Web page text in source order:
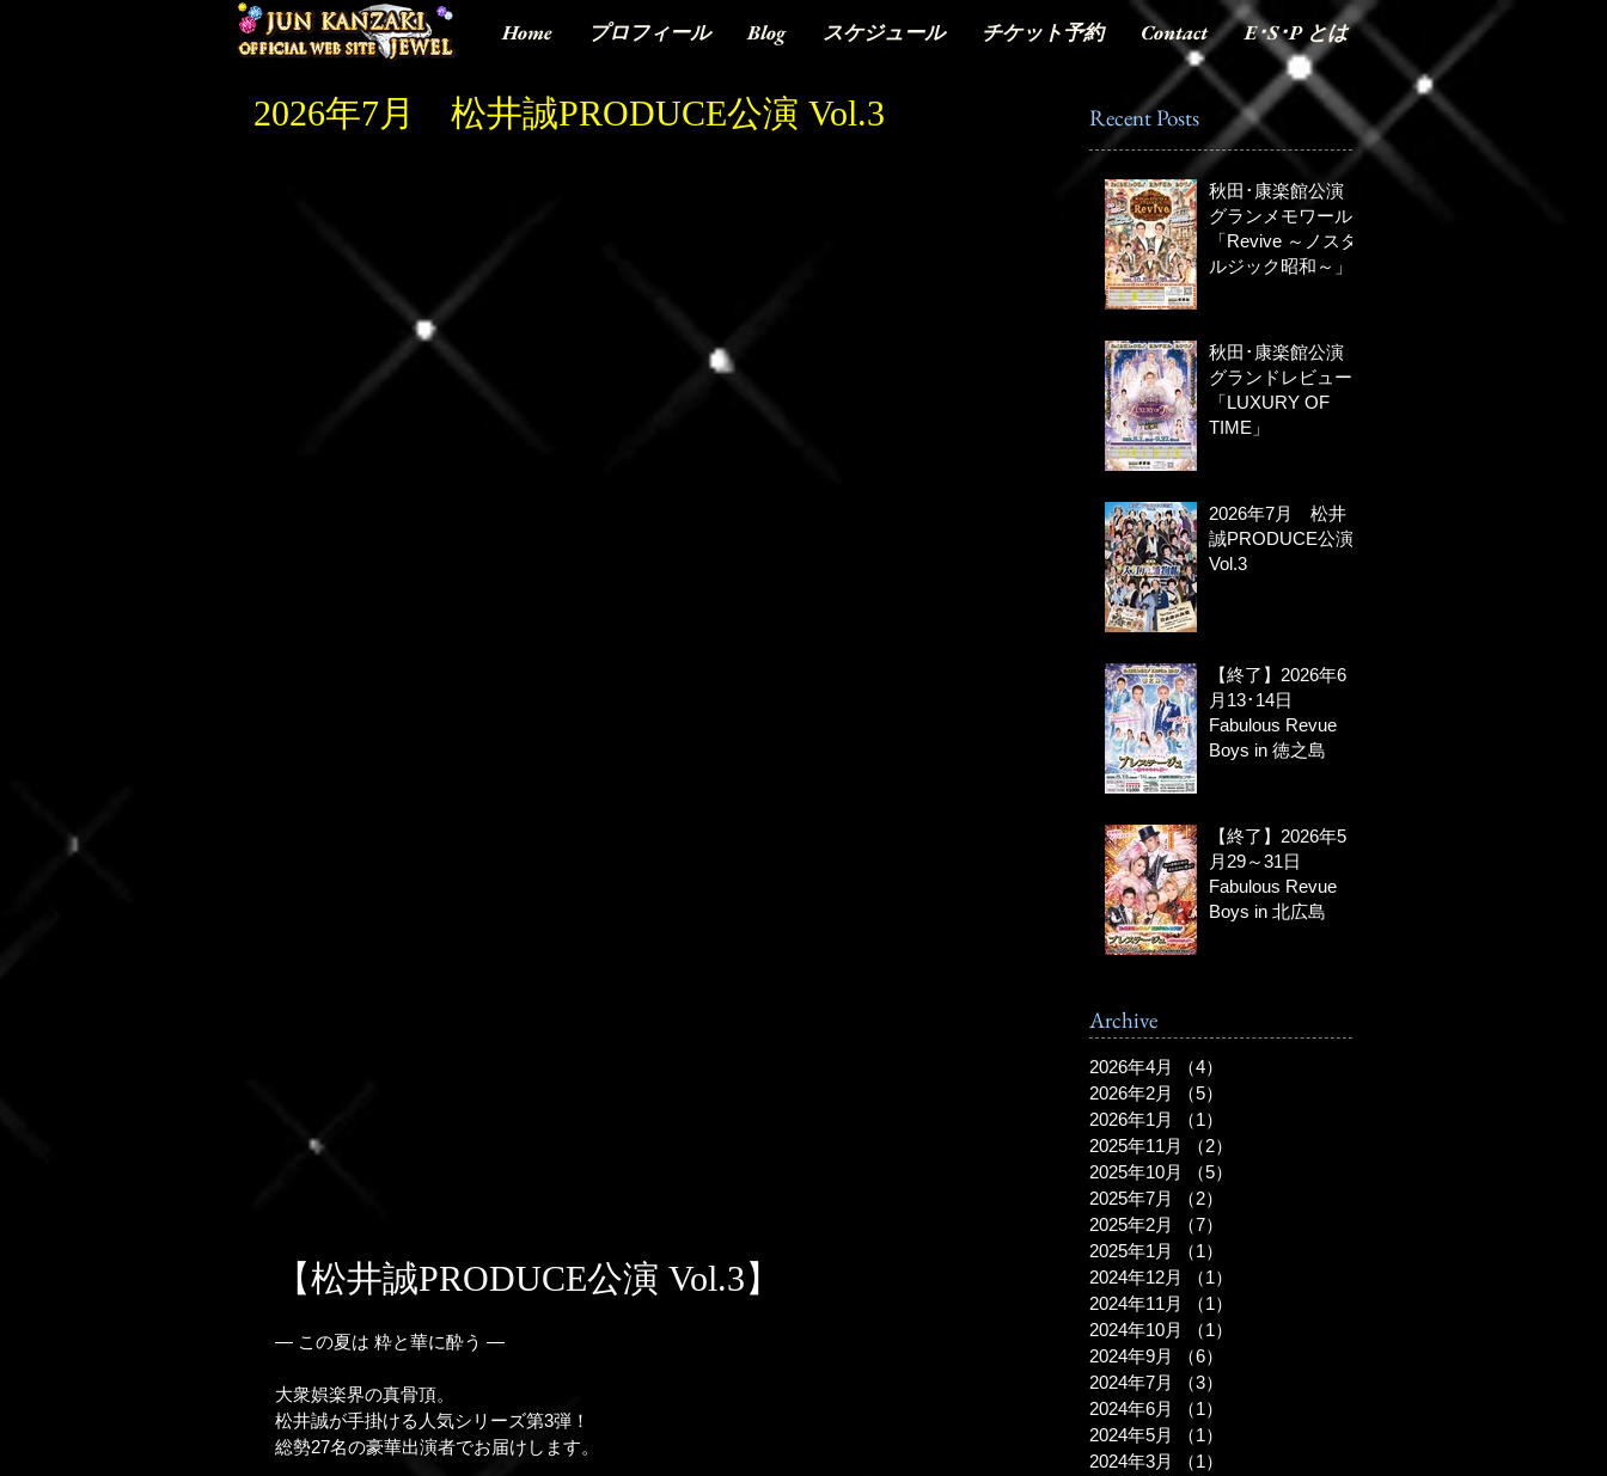
Home プロフィール Blog スケジュール チケット予約 Contact E･S･P とは
Archive
2026年4月 （4）
2026年2月
（5）
2026年1月
（1）
2025年11月
（2）
2025年10月
（5）
2025年7月
（2）
2025年2月
（7）
2025年1月
（1）
2024年12月
（1）
2024年11月
（1）
2024年10月
（1）
2024年9月
（6）
2024年7月
（3）
2024年6月
（1）
2024年5月
（1）
2024年3月
（1）
2026年7月 松井誠PRODUCE公演 Vol.3
【松井誠PRODUCE公演 Vol.3】
— この夏は 粋と華に酔う —
大衆娯楽界の真骨頂。
松井誠が手掛ける人気シリーズ第3弾！
総勢27名の豪華出演者でお届けします。
秋田･康楽館公演
グランメモワール
「Revive ～ノスタ
ルジック昭和～」
秋田･康楽館公演
グランドレビュー
「LUXURY OF
TIME」
2026年7月 松井
誠PRODUCE公演
Vol.3
【終了】2026年6
月13･14日
Fabulous Revue
Boys in 徳之島
【終了】2026年5
月29～31日
Fabulous Revue
Boys in 北広島
Recent Posts